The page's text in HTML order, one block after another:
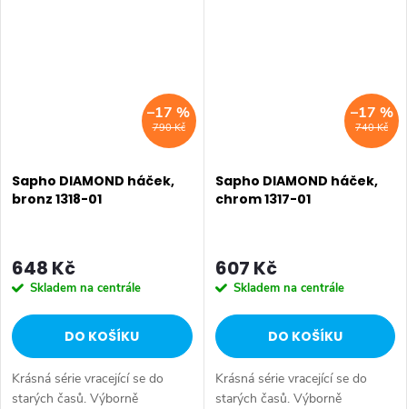
790 Kč
–17 %
Sapho DIAMOND háček,
bronz 1318-01
648 Kč
Skladem na centrále
DO KOŠÍKU
Krásná série vracející se do
starých časů. Výborně
740 Kč
–17 %
Sapho DIAMOND háček,
chrom 1317-01
607 Kč
Skladem na centrále
DO KOŠÍKU
Krásná série vracející se do
starých časů. Výborně